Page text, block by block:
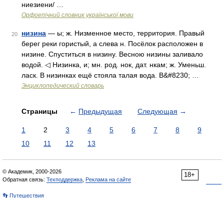
ниезиени/ …
Орфоепічний словник української мови
20 низина — ы; ж. Низменное место, территория. Правый
берег реки гористый, а слева н. Посёлок расположен в
низине. Спуститься в низину. Весною низины заливало
водой. ◁ Низинка, и; мн. род. нок, дат. нкам; ж. Уменьш.
ласк. В низинках ещё стояла талая вода. В&#8230; …
Энциклопедический словарь
Страницы ← Предыдущая Следующая →
1 2 3 4 5 6 7 8
9
10
11 12 13
18+
© Академик, 2000-2026
Обратная связь: Техподдержка Реклама на сайте
👣 Путешествия